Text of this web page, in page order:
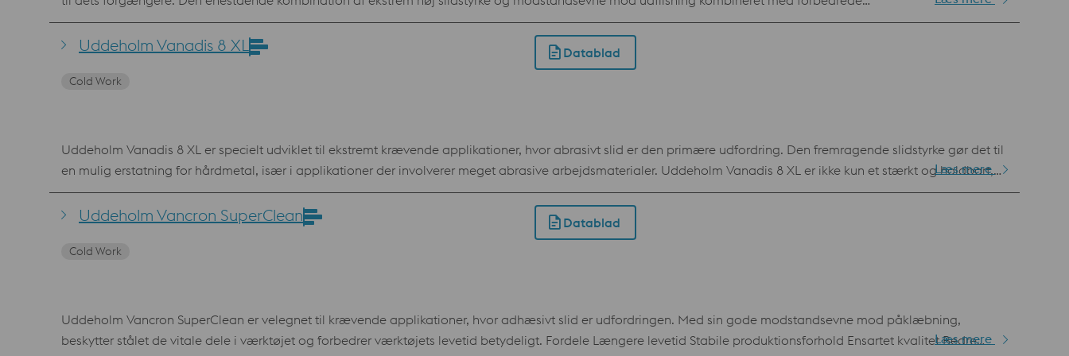
bearbejdningsegenskaber får produktionshastigheden til at stige og omkostningerne til at falde. Fordele Lavere pris pr. produceret emne Længere værktøjslevetid
Forudsigelig produktion Standardspecifikation AISI D2 / AFNOR de type Z230VCD8.5.4
Uddeholm Vanadis 8 XL Datablad
Cold Work
Uddeholm Vanadis 8 XL er specielt udviklet til ekstremt krævende applikationer, hvor abrasivt slid er den primære udfordring. Den fremragende slidstyrke gør det til
en mulig erstatning for hårdmetal, især i applikationer der involverer meget abrasive arbejdsmaterialer. Uddeholm Vanadis 8 XL er ikke kun et stærkt og holdbart,
men også et gennemtænkt og miljømæssigt godt valg. Den længere værktøjslevetid betyder færre værktøjsskift og mindre vedligeholdelse, hvilket sparer tid,
omkostninger og ressourcer. Materialet er desuden helt fri for kobolt, hvilket understøtter vores kunders mål om at reducere deres miljøpåvirkning. Ved at tilbyde
Uddeholm Vanadis 8 XL tager vi konkrete skridt mod en bæredygtig fremtid. Fordele Med sin overlegne slidstyrke er Uddeholm Vanadis 8 XL et bæredygtigt og
Læs mere
Uddeholm Vancron SuperClean Datablad
Cold Work
Uddeholm Vancron SuperClean er velegnet til krævende applikationer, hvor adhæsivt slid er udfordringen. Med sin gode modstandsevne mod påklæbning,
beskytter stålet de vitale dele i værktøjet og forbedrer værktøjets levetid betydeligt. Fordele Længere levetid Stabile produktionsforhold Ensartet kvalitet Bedre
Læs mere